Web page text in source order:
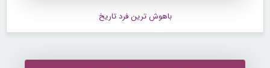
باهوش ترین فرد تاریخ